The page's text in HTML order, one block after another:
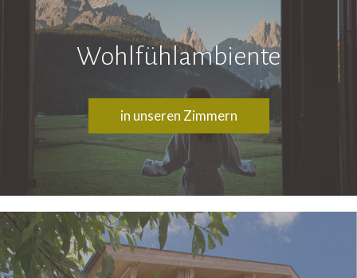
Wohlfühlambiente
in unseren Zimmern